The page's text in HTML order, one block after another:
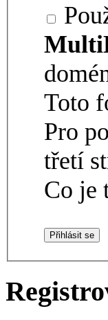
Toto
Pro
třetí
Co je